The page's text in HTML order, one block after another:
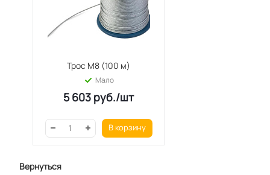
Трос М8 (100 м)
Мало
5 603 руб./шт
В корзину
Вернуться